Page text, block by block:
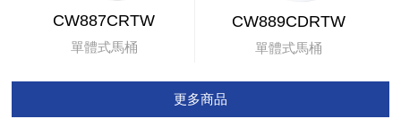
CW887CRTW
單體式馬桶
CW889CDRTW
單體式馬桶
更多商品